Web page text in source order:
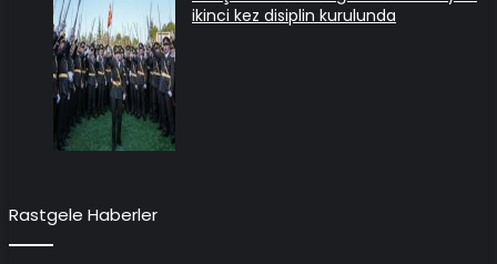
ikinci kez disiplin kurulunda
Rastgele Haberler